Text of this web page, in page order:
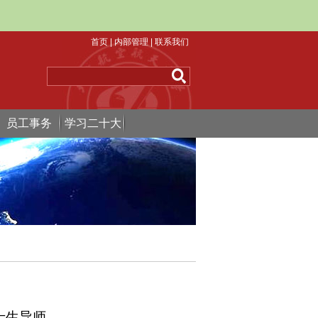
首页 |内部管理 联系我们
员工事务 学习二十大